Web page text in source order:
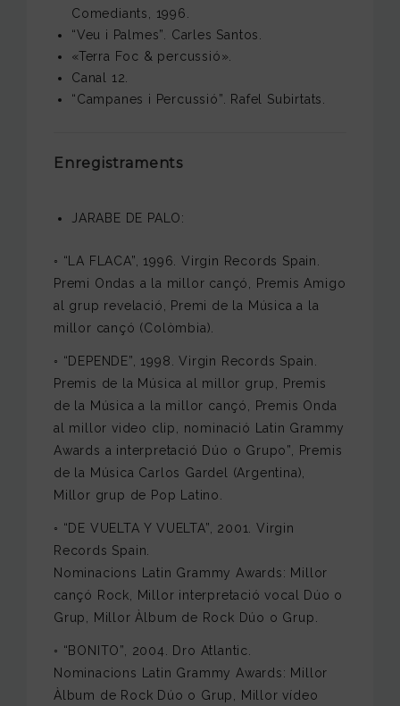
Comediants, 1996.
“Veu i Palmes”. Carles Santos.
«Terra Foc & percussió».
Canal 12.
“Campanes i Percussió”. Rafel Subirtats.
Enregistraments
JARABE DE PALO:
◦ “LA FLACA”, 1996. Virgin Records Spain.
Premi Ondas a la millor cançó, Premis Amigo
al grup revelació, Premi de la Música a la
millor cançó (Colòmbia).
◦ “DEPENDE”, 1998. Virgin Records Spain.
Premis de la Música al millor grup, Premis
de la Música a la millor cançó, Premis Onda
al millor video clip, nominació Latin Grammy
Awards a interpretació Dúo o Grupo”, Premis
de la Música Carlos Gardel (Argentina),
Millor grup de Pop Latino.
◦ “DE VUELTA Y VUELTA”, 2001. Virgin
Records Spain.
Nominacions Latin Grammy Awards: Millor
cançó Rock, Millor interpretació vocal Dúo o
Grup, Millor Àlbum de Rock Dúo o Grup.
◦ “BONITO”, 2004. Dro Atlantic.
Nominacions Latin Grammy Awards: Millor
Àlbum de Rock Dúo o Grup, Millor vídeo